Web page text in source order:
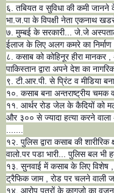
६. तबियत व सुविधा की कमी जानने
भा.ज.पा के विपक्षी नेता एकनाथ
७. मुम्बई के सरकारी... जे.जे
ईलाज के लिए अलग कमरे का निर्माण
८. कसाब को कोहिनूर हीरा मानकर ,
पाकिस्तान द्वारा अपने देश का
९. टी.आर.पी. से प्रिंट व मीडिया बना
१०. कसाब बना अन्तराष्ट्रीय चमक
११. आर्थर रोड जेल के कैदियों को
और ३०० से ज्यादा हत्या करने
१२. पुलिस द्वारा कसाब की
वालो.पर पडा भारी... पुलिस बल
१३. सुनवाई में कसाब के लिए विशेष ,
ट्रैफिक जाम , रोड पर चलने वाली
१४. आरोप पत्रों के कागजो का